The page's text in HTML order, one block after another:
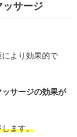
ッサージ
より効果的で
サージの効果が
します。